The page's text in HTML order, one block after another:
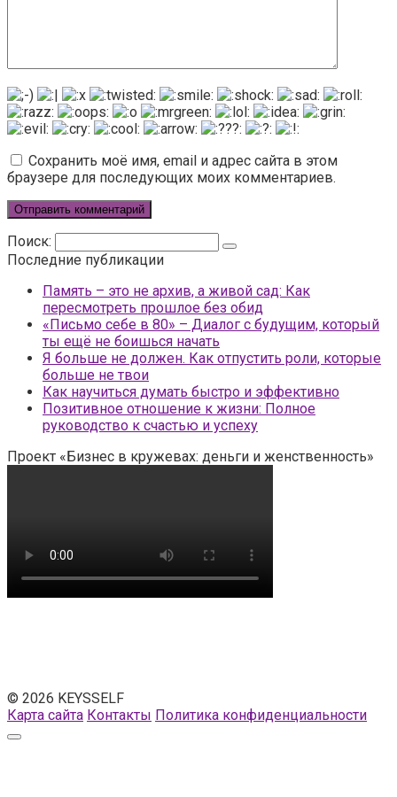
Сохранить моё имя, email и адрес сайта в этом
браузере для последующих моих комментариев.
Поиск:
Последние публикации
Память – это не архив, а живой сад: Как
пересмотреть прошлое без обид
«Письмо себе в 80» – Диалог с будущим, который
ты ещё не боишься начать
Я больше не должен. Как отпустить роли, которые
больше не твои
Как научиться думать быстро и эффективно
Позитивное отношение к жизни: Полное
руководство к счастью и успеху
Проект «Бизнес в кружевах: деньги и женственность»
© 2026 KEYSSELF
Карта сайта Контакты Политика конфиденциальности